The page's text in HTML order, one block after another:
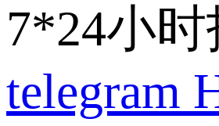
7*24小
telegram